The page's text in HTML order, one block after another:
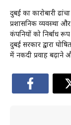
दुबई का कारोबारी
प्रशासनिक व्यवस्था
कंपनियों को निर्बाध
दुबई सरकार द्वारा
में नकदी प्रवाह बढ़ाने